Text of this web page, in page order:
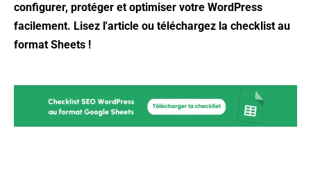
configurer, protéger et optimiser votre WordPress
facilement. Lisez l'article ou téléchargez la checklist au
format Sheets !